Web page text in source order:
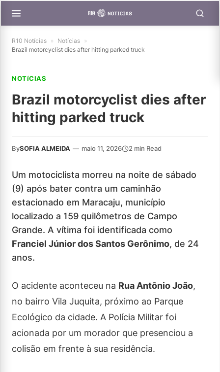
R10 Notícias » Notícias »
Brazil motorcyclist dies after hitting parked truck
NOTíCIAS
Brazil motorcyclist dies after
hitting parked truck
BySOFIA ALMEIDA — maio 11, 2026 2 min Read
Um motociclista morreu na noite de sábado
(9) após bater contra um caminhão
estacionado em Maracaju, município
localizado a 159 quilômetros de Campo
Grande. A vítima foi identificada como
Franciel Júnior dos Santos Gerônimo, de 24
anos.
O acidente aconteceu na Rua Antônio João,
no bairro Vila Juquita, próximo ao Parque
Ecológico da cidade. A Polícia Militar foi
acionada por um morador que presenciou a
colisão em frente à sua residência.